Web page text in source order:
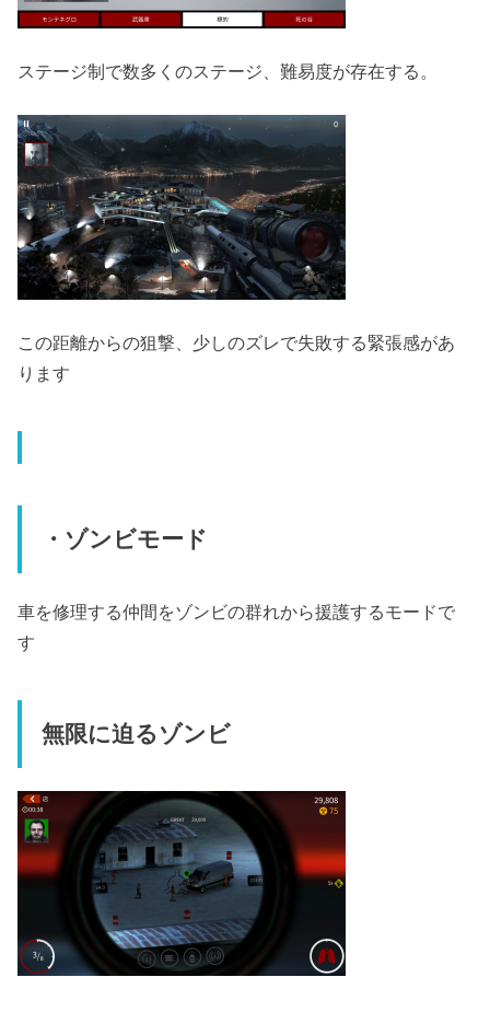
ステージ制で数多くのステージ、難易度が存在する。
この距離からの狙撃、少しのズレで失敗する緊張感があ
ります
・ゾンビモード
車を修理する仲間をゾンビの群れから援護するモードで
す
無限に迫るゾンビ